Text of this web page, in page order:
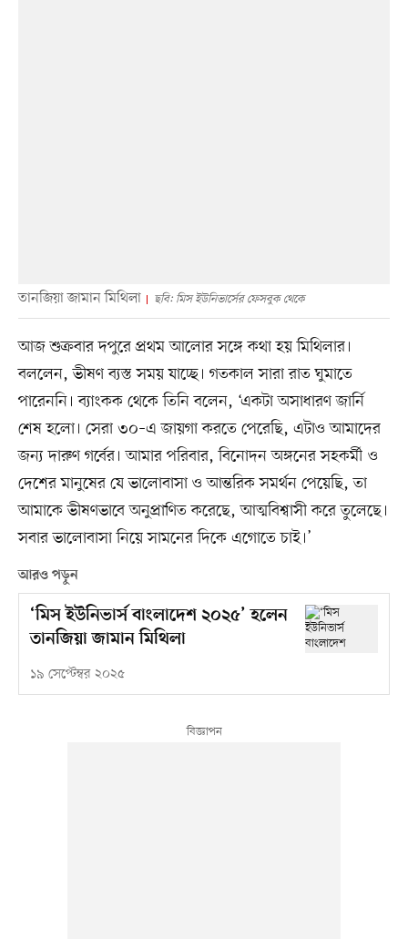
তানজিয়া জামান মিথিলা ছবি: মিস ইউনিভার্সের ফেসবুক থেকে
আজ শুক্রবার দপুরে প্রথম আলোর সঙ্গে কথা হয় মিথিলার।
বললেন, ভীষণ ব্যস্ত সময় যাচ্ছে। গতকাল সারা রাত ঘুমাতে
পারেননি। ব্যাংকক থেকে তিনি বলেন, ‘একটা অসাধারণ জার্নি
শেষ হলো। সেরা ৩০–এ জায়গা করতে পেরেছি, এটাও আমাদের
জন্য দারুণ গর্বের। আমার পরিবার, বিনোদন অঙ্গনের সহকর্মী ও
দেশের মানুষের যে ভালোবাসা ও আন্তরিক সমর্থন পেয়েছি, তা
আমাকে ভীষণভাবে অনুপ্রাণিত করেছে, আত্মবিশ্বাসী করে তুলেছে।
সবার ভালোবাসা নিয়ে সামনের দিকে এগোতে চাই।’
আরও পড়ুন
‘মিস ইউনিভার্স বাংলাদেশ ২০২৫’ হলেন
তানজিয়া জামান মিথিলা
১৯ সেপ্টেম্বর ২০২৫